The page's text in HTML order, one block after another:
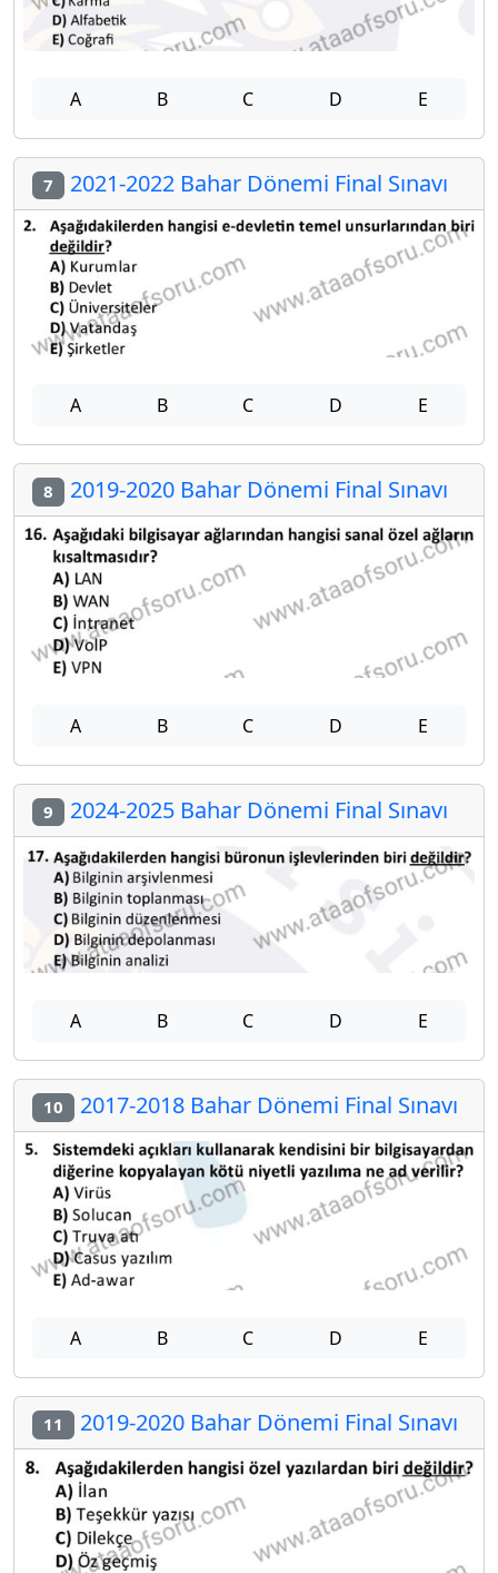
A B C D E
7 2021-2022 Bahar Dönemi Final Sınavı
A B C D E
8 2019-2020 Bahar Dönemi Final Sınavı
A B C D E
9 2024-2025 Bahar Dönemi Final Sınavı
A B C D E
10 2017-2018 Bahar Dönemi Final Sınavı
A B C D E
11 2019-2020 Bahar Dönemi Final Sınavı